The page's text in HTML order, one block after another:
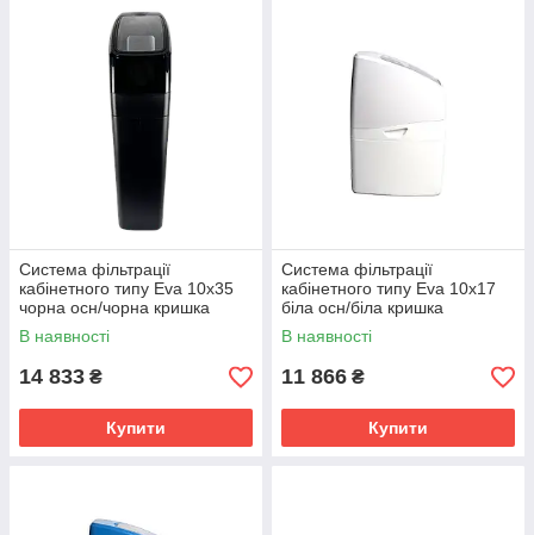
Система фільтрації
кабінетного типу Eva 10x35
чорна осн/чорна кришка
В наявності
14 833 ₴
Купити
Система фільтрації
кабінетного типу Eva 10x17
біла осн/біла кришка
В наявності
11 866 ₴
Купити